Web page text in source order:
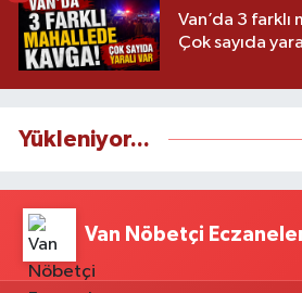
Van’da 3
Çok sayıda
Yükleniyor...
Van Nöbetçi